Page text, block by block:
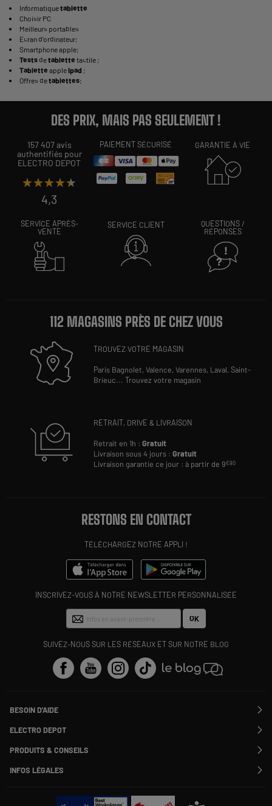
Informatiquetablette
Choisir PC
Meilleurs portables
Ecran d’ordinateur;
Smartphone apple;
Testsdetablette tactile ;
Tablette appleIpad ;
Offres detablettes;
DES PRIX, MAIS PAS SEULEMENT !
157 407 avis
authentifiés pour
ELECTRO DEPOT
★★★★★
★★★★★
4,3
PAIEMENT SÉCURISÉ GARANTIE À VIE
SERVICE APRÈS-
VENTE
SERVICE CLIENT
QUESTIONS /
RÉPONSES
112 MAGASINS PRÈS DE CHEZ VOUS
TROUVEZ VOTRE MAGASIN
Paris Bagnolet,Valence,Varennes, Laval,Saint-
Brieuc...Trouvez votre magasin
RETRAIT, DRIVE & LIVRAISON
Retrait en 1h :Gratuit
Livraison sous 4 jours :Gratuit
Livraison garantie ce jour : à partir de 9€90
RESTONS EN CONTACT
TÉLÉCHARGEZ NOTRE APPLI !
INSCRIVEZ-VOUS À NOTRE NEWSLETTER PERSONNALISÉE
OK
SUIVEZ-NOUS SUR LES RÉSEAUX ET SUR NOTRE BLOG
BESOIN D'AIDE
Suivre ma commande
Modifier ou annuler ma commande
SAV
Payer en plusieurs fois
Information phishing
ELECTRO DEPOT
Rejoignez-nous !
PRODUITS & CONSEILS
Nos marques
Les avis du site
Le moins cher
INFOS LÉGALES